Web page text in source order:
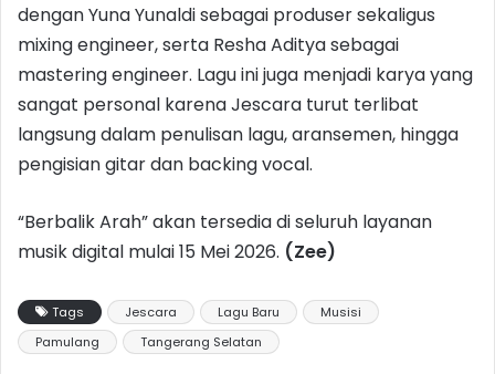
dengan Yuna Yunaldi sebagai produser sekaligus
mixing engineer, serta Resha Aditya sebagai
mastering engineer. Lagu ini juga menjadi karya yang
sangat personal karena Jescara turut terlibat
langsung dalam penulisan lagu, aransemen, hingga
pengisian gitar dan backing vocal.
“Berbalik Arah” akan tersedia di seluruh layanan
musik digital mulai 15 Mei 2026. (Zee)
Tags Jescara Lagu Baru
Musisi
Pamulang
Tangerang Selatan